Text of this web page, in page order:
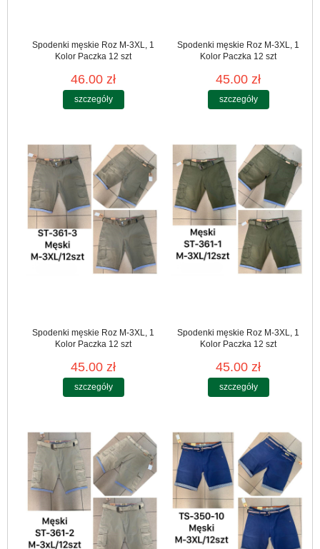
Spodenki męskie Roz M-3XL, 1
Kolor Paczka 12 szt
46.00 zł
szczegóły
Spodenki męskie Roz M-3XL, 1
Kolor Paczka 12 szt
45.00 zł
szczegóły
Spodenki męskie Roz M-3XL, 1
Kolor Paczka 12 szt
45.00 zł
szczegóły
Spodenki męskie Roz M-3XL, 1
Kolor Paczka 12 szt
45.00 zł
szczegóły